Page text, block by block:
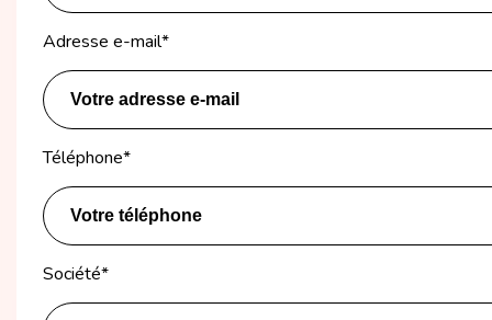
Adresse e-mail*
Téléphone*
Société*